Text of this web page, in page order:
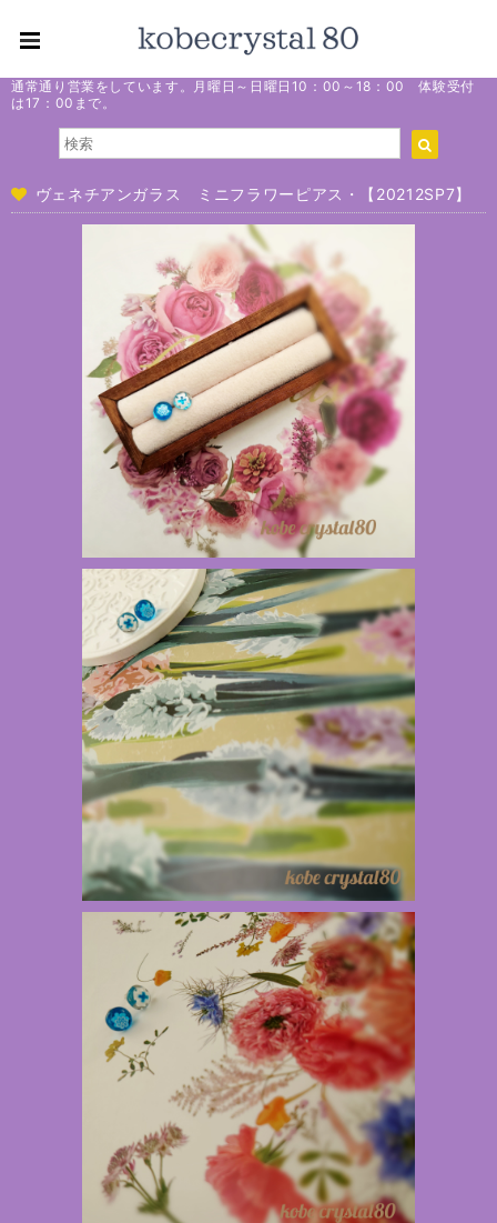
通常通り営業をしています。月曜日～日曜日10：00～18：00 体験受付
は17：00まで。
ヴェネチアンガラス ミニフラワーピアス・【20212SP7】